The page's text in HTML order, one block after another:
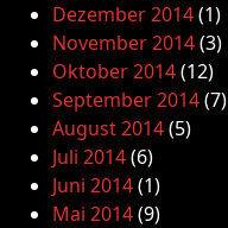
Dezember 2014(1)
November 2014(3)
Oktober 2014(12)
September 2014(7)
August 2014(5)
Juli 2014(6)
Juni 2014(1)
Mai 2014(9)